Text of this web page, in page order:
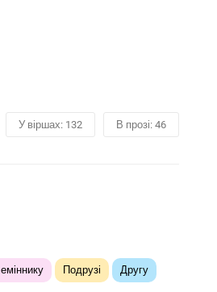
У віршах: 132 В прозі: 46
Подрузі Другу